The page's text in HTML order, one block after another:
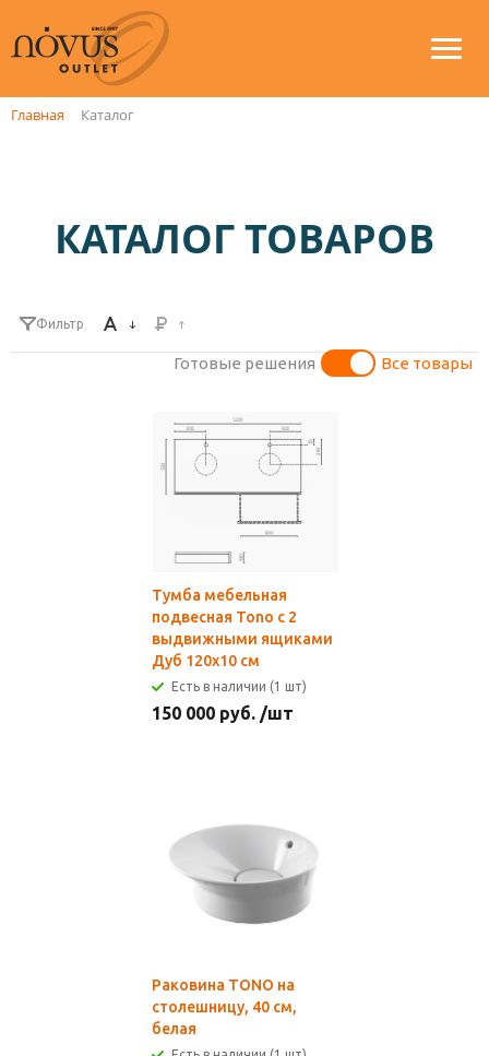
Главная Каталог
КАТАЛОГ ТОВАРОВ
Фильтр
Готовые решения Все товары
Тумба мебельная
подвесная Tono с 2
выдвижными ящиками
Дуб 120х10 см
Есть в наличии (1 шт)
150 000 руб. /шт
Раковина TONO на
столешницу, 40 см,
белая